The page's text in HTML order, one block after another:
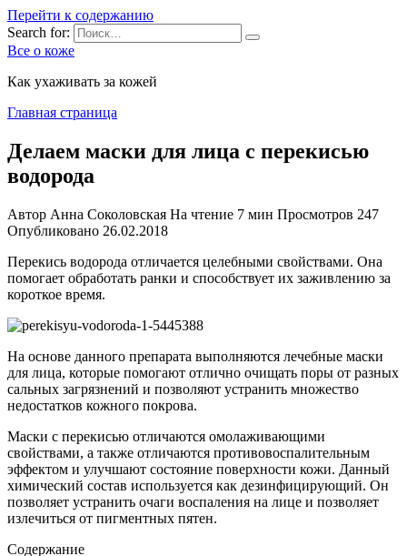
Перейти к содержанию
Search for:
Все о коже
Как ухаживать за кожей
Главная страница
Делаем маски для лица с перекисью
водорода
Автор Анна Соколовская На чтение 7 мин Просмотров 247
Опубликовано 26.02.2018
Перекись водорода отличается целебными свойствами. Она
помогает обработать ранки и способствует их заживлению за
короткое время.
На основе данного препарата выполняются лечебные маски
для лица, которые помогают отлично очищать поры от разных
сальных загрязнений и позволяют устранить множество
недостатков кожного покрова.
Маски с перекисью отличаются омолаживающими
свойствами, а также отличаются противовоспалительным
эффектом и улучшают состояние поверхности кожи. Данный
химический состав используется как дезинфицирующий. Он
позволяет устранить очаги воспаления на лице и позволяет
излечиться от пигментных пятен.
Содержание